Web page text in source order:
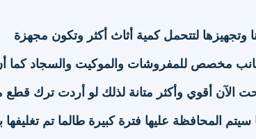
لتتحمل كمية أثاث أكثر وتكون مجهزة
مخصص للمفروشات والموكيت والسجاد كما
الآن أقوي وأكثر متانة لذلك لو أردت ترك قطع
المحافظة عليها فترة كبيرة طالما تم تغليفها